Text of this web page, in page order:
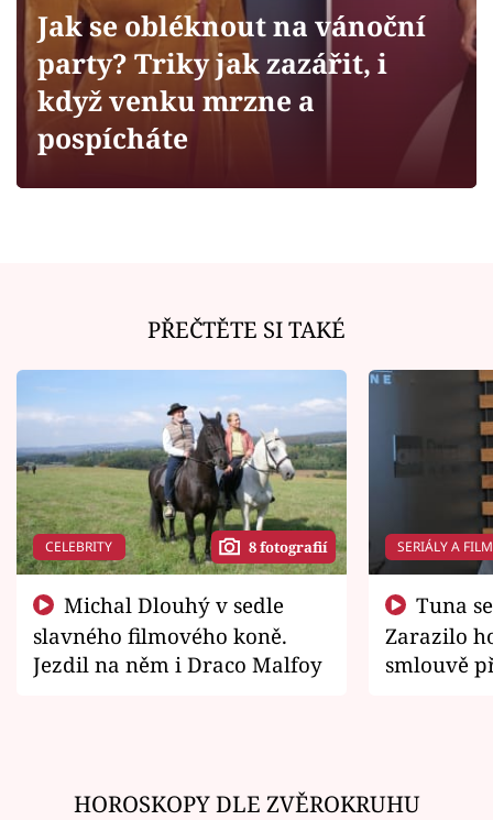
Sledujte prima+
Filmový festival Karlovy Vary
Sledujte nás
Jak se obléknout na vánoční
party? Triky jak zazářit, i
když venku mrzne a
pospícháte
PŘEČTĚTE SI TAKÉ
CELEBRITY 8 fotografií
slavného filmového koně.
Jezdil na něm i Draco Malfoy
SERIÁLY A
Zarazilo
smlouvě
HOROSKOPY DLE ZVĚROKRUHU